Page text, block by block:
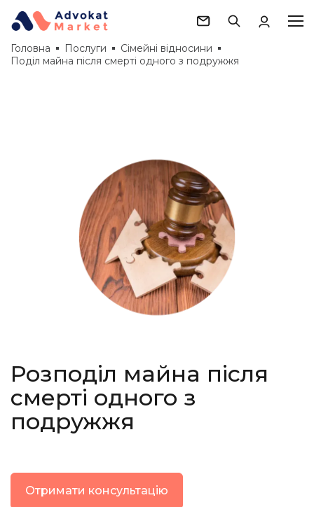
Головна Послуги
Сімейні відносини
Поділ майна після смерті одного з подружжя
Розподіл майна після
смерті одного з
подружжя
Отримати консультацію